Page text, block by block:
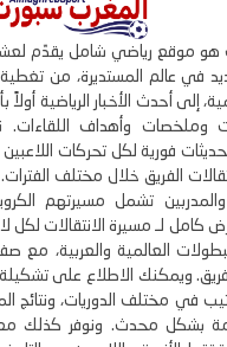
موقع رياضي شامل يقدّم
في عالم المستديرة، من
إلى أحدث الأخبار الرياضية
وملخصات وأهداف
فورية لكل تحركات
الفريق خلال مختلف
تشمل مسيرتهم
كامل لـ مسيرة الانتقالات
العالمية والعربية، مع
ويمكنك الاطلاع على تشكيلة
في مختلف الدوريات، ونتائج
بشكل محدث. ونوفر